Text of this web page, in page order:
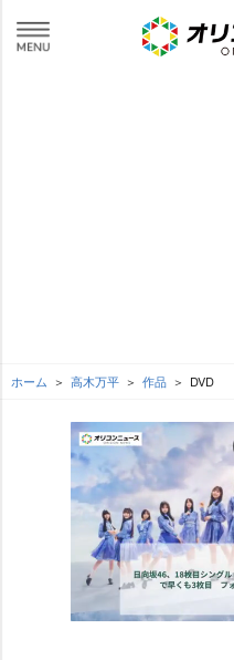
ホーム 高木万平 作品 DVD